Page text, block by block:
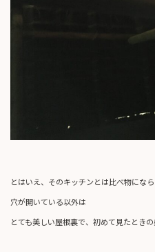
とはいえ、そのキッチンとは比べ物にな
穴が開いている以外は
とても美しい屋根裏で、初めて見たときの